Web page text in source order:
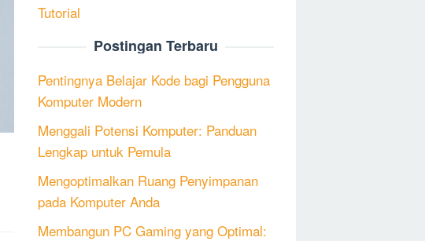
Tutorial
Postingan Terbaru
Pentingnya Belajar Kode bagi Pengguna
Komputer Modern
Menggali Potensi Komputer: Panduan
Lengkap untuk Pemula
Mengoptimalkan Ruang Penyimpanan
pada Komputer Anda
Membangun PC Gaming yang Optimal: